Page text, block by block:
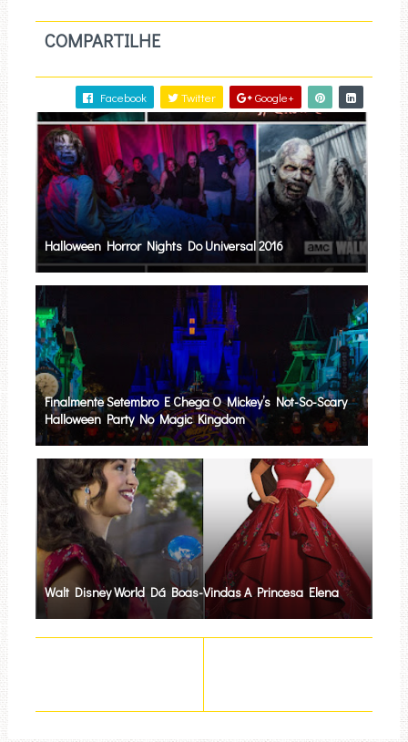
COMPARTILHE
Facebook Twitter Google+
Halloween Horror Nights Do Universal 2016
Finalmente Setembro E Chega O Mickey’s Not-So-Scary
Halloween Party No Magic Kingdom
Walt Disney World Dá Boas-Vindas A Princesa Elena